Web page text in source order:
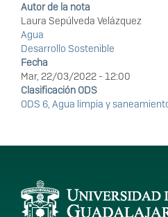
Autor de la nota
Laura Sepúlveda Velázquez
Agua
Desarrollo Sostenible
Fecha
Mar, 22/03/2022 - 12:00
Clasificación ODS
ODS 6, Agua limpia y
Información del
portal